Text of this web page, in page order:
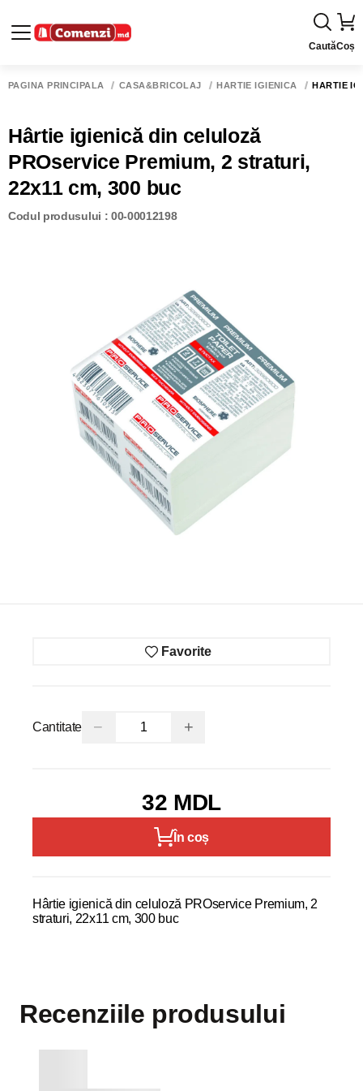
CautăCoș
PAGINA PRINCIPALĂ CASĂ&BRICOLAJ HÂRTIE IGIENICĂ HÂRTIE
Hârtie igienică din celuloză
PROservice Premium, 2 straturi,
22x11 cm, 300 buc
Codul produsului : 00-00012198
Favorite
Cantitate − +
32 MDL
În coș
Hârtie igienică din celuloză PROservice Premium, 2
straturi, 22x11 cm, 300 buc
Recenziile produsului